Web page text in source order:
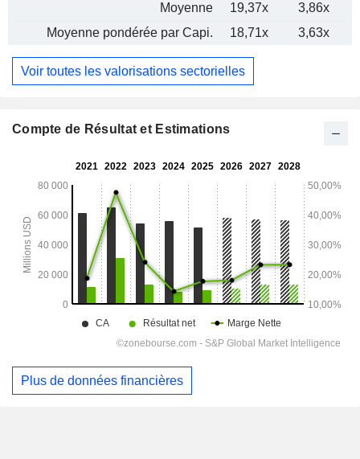
Moyenne
19,37x
3,86x
Moyenne pondérée par Capi.
18,71x 3,63x
Voir toutes les valorisations sectorielles
Compte de Résultat et Estimations
Plus de données financières